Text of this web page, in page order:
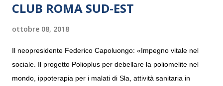
CLUB ROMA SUD-EST
ottobre 08, 2018
Il neopresidente Federico Capoluongo: «Impegno vitale nel
sociale. Il progetto Polioplus per debellare la poliomelite nel
mondo, ippoterapia per i malati di Sla, attività sanitaria in